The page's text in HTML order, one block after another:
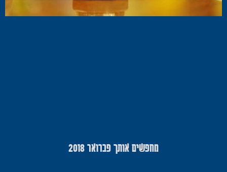
מחפשים אותך פברואר 2018